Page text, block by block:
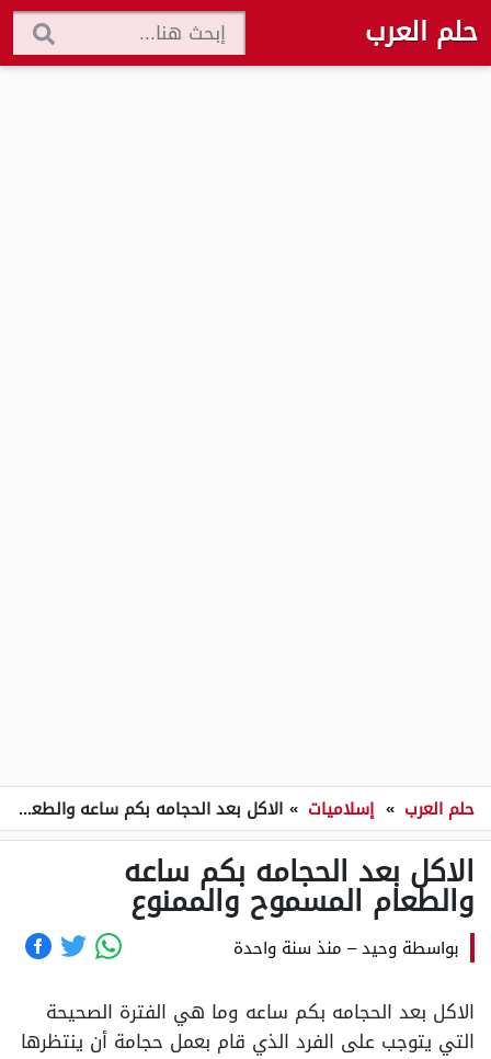
حلم العرب
حلم العرب » إسلاميات » الاكل بعد الحجامه بكم ساعه والطعام المسموح والممنوع
الاكل بعد الحجامه بكم ساعه
والطعام المسموح والممنوع
بواسطة وحيد– منذ سنة واحدة
الاكل بعد الحجامه بكم ساعه وما هي الفترة الصحيحة
التي يتوجب على الفرد الذي قام بعمل حجامة أن ينتظرها